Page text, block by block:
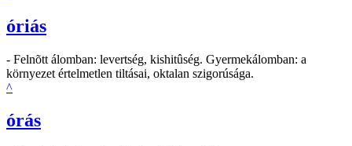
óriás
- Felnõtt álomban: levertség, kishitûség. Gyermekálomban: a
környezet értelmetlen tiltásai, oktalan szigorúsága.
^
órás